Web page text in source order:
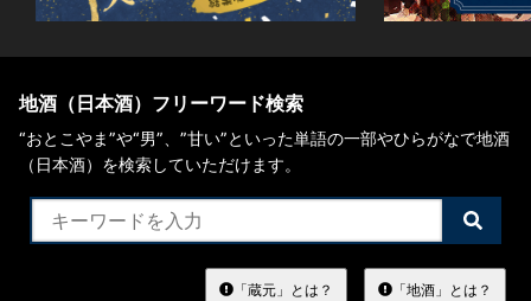
地酒（日本酒）フリーワード検索
“おとこやま”や“男”、”甘い”といった単語の一部やひらがなで地酒
（日本酒）を検索していただけます。
検
索
る
「蔵元」とは？ 「地酒」とは？